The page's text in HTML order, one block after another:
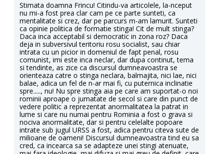
Stimata doamna Frincu! Citindu-va articolele, la-nceput
nu mi-a fost prea clar cam pe ce parte sunteti, ca
mentalitate si crez, dar pe parcurs m-am lamurit. Sunteti
ca opinie politica de formatie stinga! Cit de mult stinga?
Daca inca acceptabil si democratic in zona roz? Daca
deja in subversivul teritoriu rosu socialist, sau chiar
intrata cu un picior in domeniul de fapt penal, rosu
comunist, imi este inca neclar, dar dupa continut, tema
si tendinte, as zice ca discursul dumneavoastra se
orienteaza catre o stinga neclara, balmajita, nici lae, nici
balae, adica un fel de n-ar mai fi, cu puternica inclinatie
spre....., nu! Nu spre stinga aia pe care am suportat-o noi
rominii aproape o jumatate de secol si care din punct de
vedere politic a reprezentat anormalitatea la patrat in
lume si care nu numai pentru Rominia a fost o grava si
nociva anormalitate, dar si pentru celelalte popoare
intrate sub jugul URSS a fost, adica pentru citeva sute de
milioane de oameni! Discursul dumneavoastra tind eu sa
cred, ca incearca sa se adapteze unei stingi atenuate,